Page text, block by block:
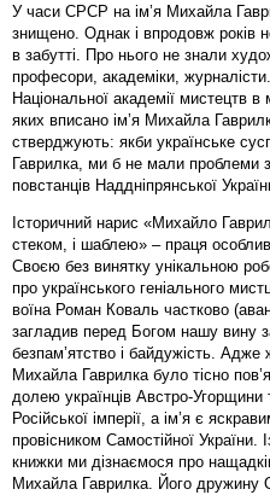
У часи СРСР на ім’я Михайла
знищено. Однак і впродовж років
в забутті. Про нього не знали
професори, академіки,
Національної академії мистецтв
яких вписано ім’я Михайла
стверджують: якби українське
Гаврилка, ми б не мали проблеми
повстанців Наддніпрянської
Історичний нарис «Михайло
стеком, і шаблею» – праця
Своєю без винятку унікальною
про українського геніального
воїна Роман Коваль частково
загладив перед Богом нашу вину
безпам’ятство і байдужість. Адже
Михайла Гаврилка було тісно
долею українців Австро-Угорщини
Російської імперії, а ім’я є
провісником Самостійної України.
книжки ми дізнаємося про
Михайла Гаврилка. Його дружину